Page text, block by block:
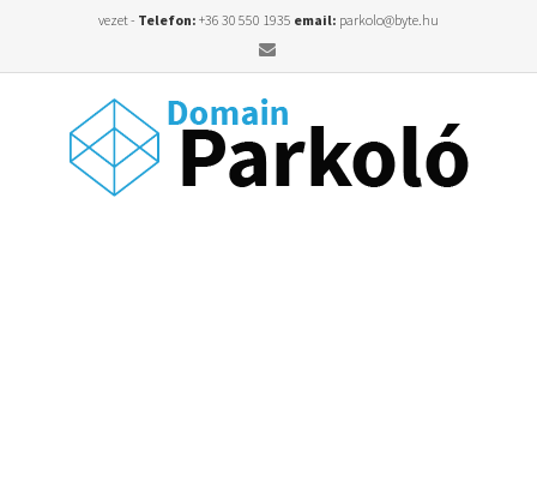
vezet - Telefon: +36 30 550 1935 email: parkolo@byte.hu
Email